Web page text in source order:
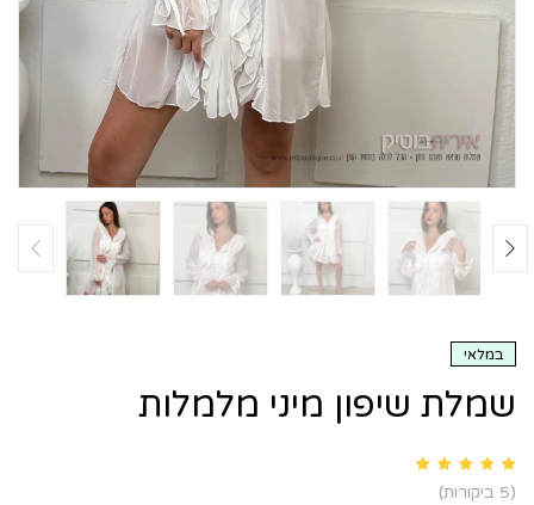
במלאי
שמלת שיפון מיני מלמלות
5
customer ratings(
5 ביקורות)